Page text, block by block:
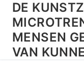
Skip
content
DE
MENSEN
VAN